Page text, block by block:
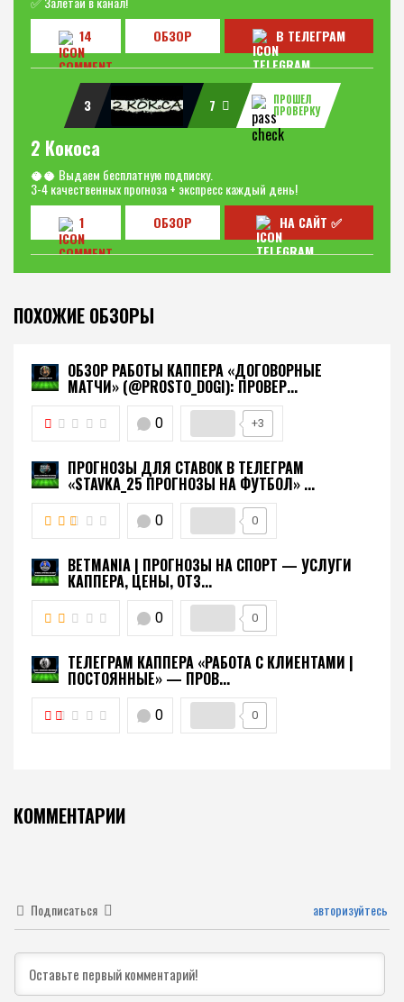
14
ОБЗОР В ТЕЛЕГРАМ
3 7
ПРОШЕЛ
ПРОВЕРКУ
2 Кокоса
🥥🥥 Выдаем бесплатную подписку.
3-4 качественных прогноза + экспресс каждый день!
1
ОБЗОР НА САЙТ ✅
ПОХОЖИЕ ОБЗОРЫ
ОБЗОР РАБОТЫ КАППЕРА «ДОГОВОРНЫЕ
МАТЧИ» (@PROSTO_DOGI): ПРОВЕР...
0 +3
ПРОГНОЗЫ ДЛЯ СТАВОК В ТЕЛЕГРАМ
«STAVKA_25 ПРОГНОЗЫ НА ФУТБОЛ» ...
0 0
BETMANIA | ПРОГНОЗЫ НА СПОРТ — УСЛУГИ
КАППЕРА, ЦЕНЫ, ОТЗ...
0 0
ТЕЛЕГРАМ КАППЕРА «РАБОТА С КЛИЕНТАМИ |
ПОСТОЯННЫЕ» — ПРОВ...
0 0
КОММЕНТАРИИ
Подписаться авторизуйтесь